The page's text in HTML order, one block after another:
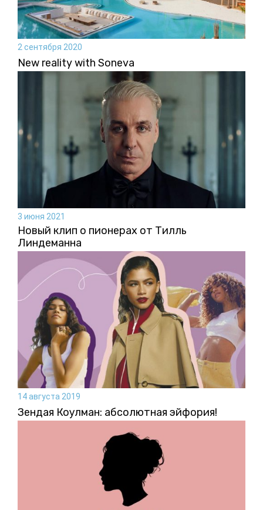
2 сентября 2020
New reality with Soneva
3 июня 2021
Новый клип о пионерах от Тилль
Линдеманна
14 августа 2019
Зендая Коулман: абсолютная эйфория!